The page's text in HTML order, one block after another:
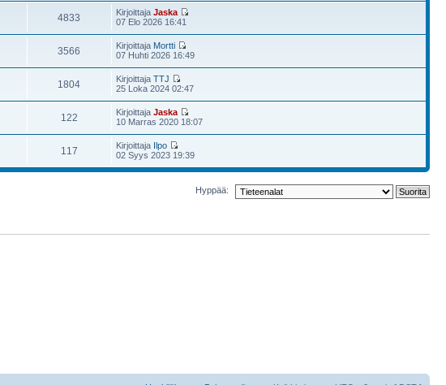
4833 KirjoittajaJaska
07 Elo 2026 16:41
3566 Kirjoittaja Mortti
07 Huhti 2026 16:49
1804 KirjoittajaTTJ
25 Loka 2024 02:47
122 KirjoittajaJaska
10 Marras 2020 18:07
117 Kirjoittaja Ilpo
02 Syys 2023 19:39
Hyppää: